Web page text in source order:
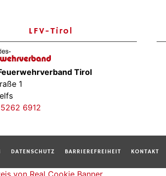
LFV-Tirol
Tirol
1
6912
DATENSCHUTZ BARRIEREFREIHEIT KONTAKT